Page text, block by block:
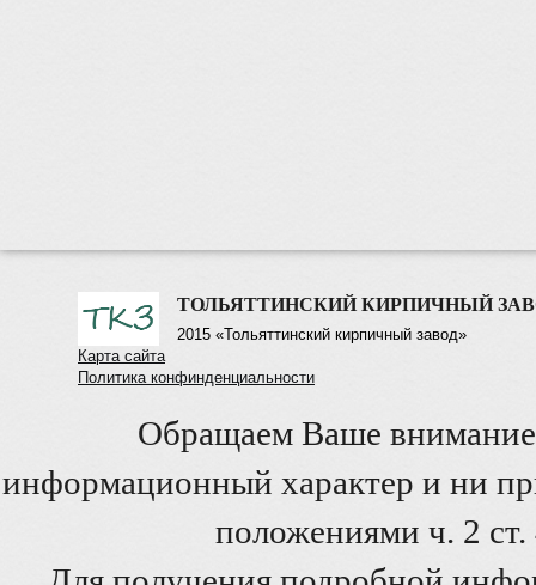
ТОЛЬЯТТИНСКИЙ КИРПИЧНЫЙ
2015 «Тольяттинский кирпичный завод»
Карта сайта
Политика конфинденциальности
Обращаем Ваше внимание
информационный характер и ни
положениями ч. 2